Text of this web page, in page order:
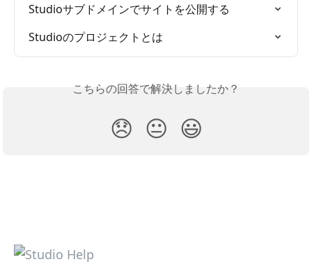
Studioサブドメインでサイトを公開する
Studioのプロジェクトとは
こちらの回答で解決しましたか？
😞 😐 😃